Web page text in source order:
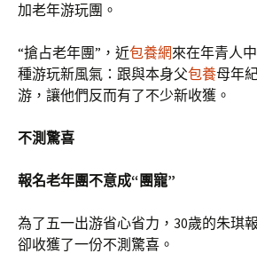
加老年游玩團。
“搶占老年團”，近包養網來在年青人
種游玩新風氣：跟與本身父包養母年
游，讓他們反而有了不少新收獲。
不測驚喜
報名老年團不意成“團寵”
為了五一出游省心省力，30歲的朱琪
卻收獲了一份不測驚喜。